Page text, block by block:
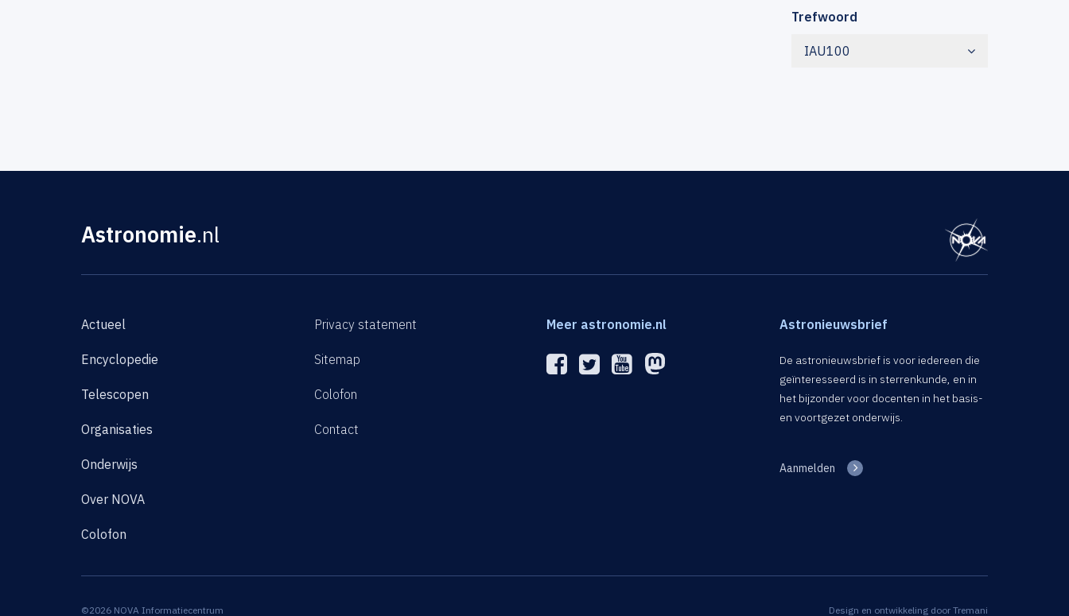
Trefwoord
IAU100
Astronomie.nl
Actueel
Encyclopedie
Telescopen
Organisaties
Onderwijs
Over NOVA
Colofon
Privacy statement
Sitemap
Colofon
Contact
Meer astronomie.nl Astronieuwsbrief
De astronieuwsbrief is voor iedereen die
geïnteresseerd is in sterrenkunde, en in
het bijzonder voor docenten in het basis-
en voortgezet onderwijs.
Aanmelden
©2026 NOVA Informatiecentrum Design en ontwikkeling door Tremani